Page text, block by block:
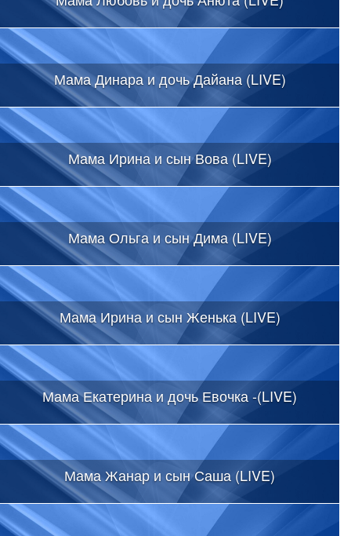
Мама Динара и дочь Дайана (LIVE)
Мама Ирина и сын Вова (LIVE)
Мама Ольга и сын Дима (LIVE)
Мама Ирина и сын Женька (LIVE)
Мама Екатерина и дочь Евочка -(LIVE)
Мама Жанар и сын Саша (LIVE)